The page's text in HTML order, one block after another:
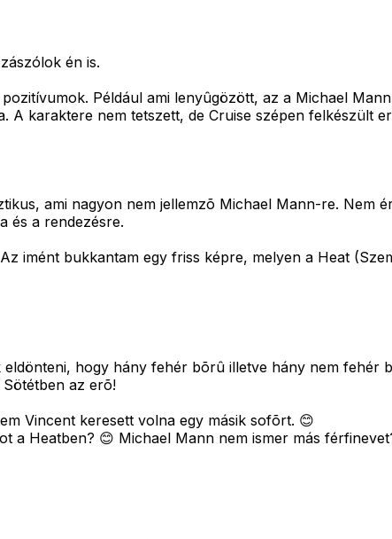
én is.
Például ami lenyûgözött, az a Michael
A karaktere nem tetszett, de Cruise szépen felkészült
ami nagyon nem jellemzõ Michael Mann-re. Nem
és a rendezésre.
imént bukkantam egy friss képre, melyen a Heat
hogy hány fehér bõrû illetve hány nem fehér
az erõ!
Vincent keresett volna egy másik sofõrt. 😊
a Heatben? 😊 Michael Mann nem ismer más